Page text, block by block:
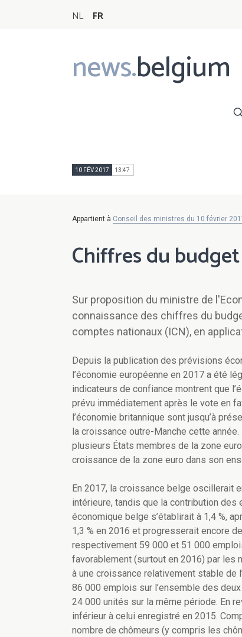
NL FR
news.belgium
Main
navigation
10 FÉV 2017 13:47
Appartient à Conseil des ministres du 10 février
Chiffres du
Sur proposition du ministre de
connaissance des chiffres du
comptes nationaux (ICN), en
Depuis la publication des prévisions
l’économie européenne en 2017 a été
indicateurs de confiance montrent que
prévu immédiatement après le vote en
l’économie britannique sont jusqu’à
la croissance outre-Manche cette
plusieurs États membres de la zone
croissance de la zone euro dans son
En 2017, la croissance belge oscillerait
intérieure, tandis que la contribution
économique belge s’établirait à 1,4 %,
1,3 % en 2016 et progresserait encore
respectivement 59 000 et 51 000
favorablement (surtout en 2016) par les
à une croissance relativement stable de
86 000 emplois sur l’ensemble des
24 000 unités sur la même période. En
inférieur à celui enregistré en 2015.
nombre de chômeurs (y compris les